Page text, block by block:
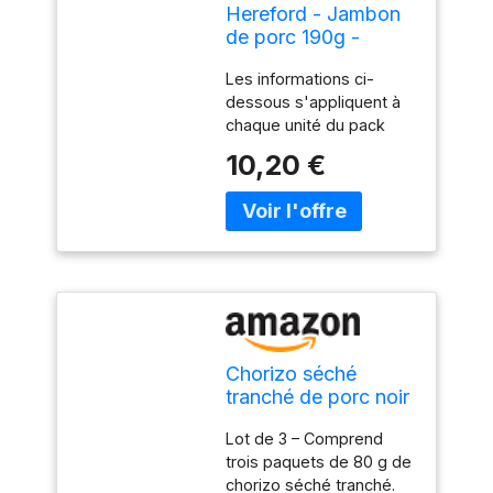
Hereford - Jambon
de porc 190g -
France - aide
culinaire (Lot de 4)
Les informations ci-
dessous s'appliquent à
chaque unité du pack
les Deux-sèvres Jambon
de porc 100% français
Déjà cuit, prêt à
Viande au naturel, à vous
de choisir les
accompagnements selon
vos goûts Aussi facile et
pratique que le thon en
10,20 €
Chorizo séché
tranché de porc noir
80 g – Lot de 3 –
Spécialité
Lot de 3 – Comprend
trois paquets de 80 g de
chorizo séché tranché.